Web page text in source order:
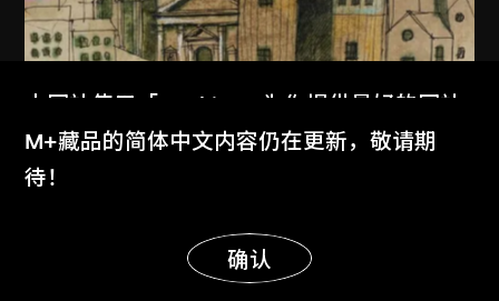
本网站使用「Cookies」为你提供最好的网站
体验。
了解更多
明白
M+藏品的简体中文内容仍在更新，敬请期
待！
确认
显示更多